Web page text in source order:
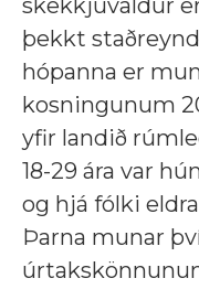
skekkjuvaldur
þekkt
hópanna er
kosningunum
yfir landið
18-29 ára var
og hjá fólki
Þarna munar